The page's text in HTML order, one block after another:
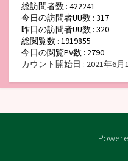
総訪問者数 : 422241
今日の訪問者UU数 : 317
昨日の訪問者UU数 : 320
総閲覧数 : 1919855
今日の閲覧PV数 : 2790
カウント開始日 : 2021年6月